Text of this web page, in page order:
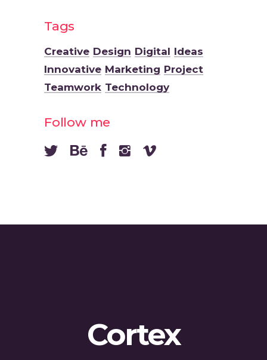
Tags
Creative Design Digital Ideas
Innovative Marketing Project
Teamwork Technology
Follow me
Cortex